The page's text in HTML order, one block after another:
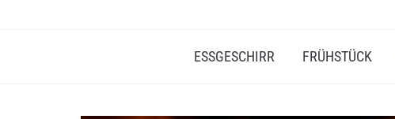
ESSGESCHIRR FRÜHSTÜCK